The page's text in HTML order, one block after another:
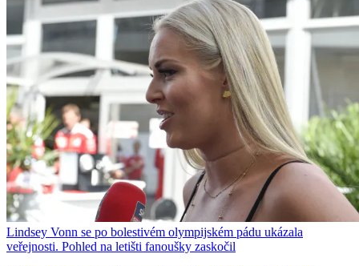
Lindsey Vonn se po bolestivém olympijském pádu ukázala
veřejnosti. Pohled na letišti fanoušky zaskočil